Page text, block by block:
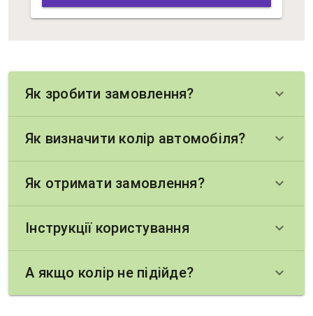
Як зробити замовлення? keyboard_arrow_down
Як визначити колір автомобіля? keyboard_arrow_down
Як отримати замовлення? keyboard_arrow_down
Інструкції користування keyboard_arrow_down
А якщо колір не підійде? keyboard_arrow_down